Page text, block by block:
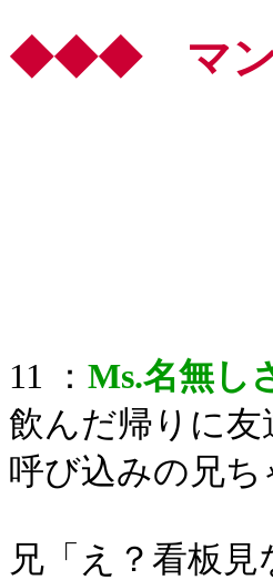
◆◆◆ マン
11 ： Ms.名無し
飲んだ帰りに
呼び込みの兄
兄「え？看板